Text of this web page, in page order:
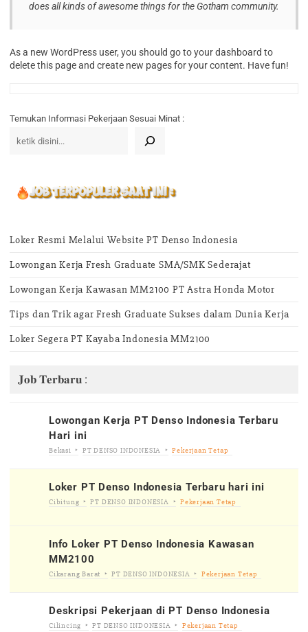
does all kinds of awesome things for the Gotham community.
As a new WordPress user, you should go to your dashboard to
delete this page and create new pages for your content. Have fun!
Temukan Informasi Pekerjaan Sesuai Minat :
Loker Resmi Melalui Website PT Denso Indonesia
Lowongan Kerja Fresh Graduate SMA/SMK Sederajat
Lowongan Kerja Kawasan MM2100 PT Astra Honda Motor
Tips dan Trik agar Fresh Graduate Sukses dalam Dunia Kerja
Loker Segera PT Kayaba Indonesia MM2100
𝐉𝐨𝐛 𝐓𝐞𝐫𝐛𝐚𝐫𝐮 :
Lowongan Kerja PT Denso Indonesia Terbaru
Hari ini
Bekasi PT DENSO INDONESIA Pekerjaan Tetap
Loker PT Denso Indonesia Terbaru hari ini
Cibitung PT DENSO INDONESIA Pekerjaan Tetap
Info Loker PT Denso Indonesia Kawasan
MM2100
Cikarang Barat PT DENSO INDONESIA Pekerjaan Tetap
Deskripsi Pekerjaan di PT Denso Indonesia
Cilincing PT DENSO INDONESIA Pekerjaan Tetap